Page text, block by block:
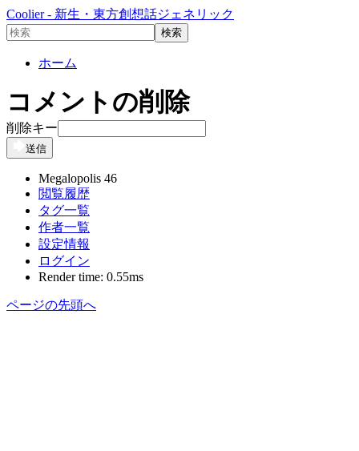
Coolier - 新生・東方創想話ジェネリック
ホーム
コメントの削除
削除キー
送信
Megalopolis 46
閲覧履歴
タグ一覧
作者一覧
設定情報
ログイン
Render time: 0.55ms
ページの先頭へ